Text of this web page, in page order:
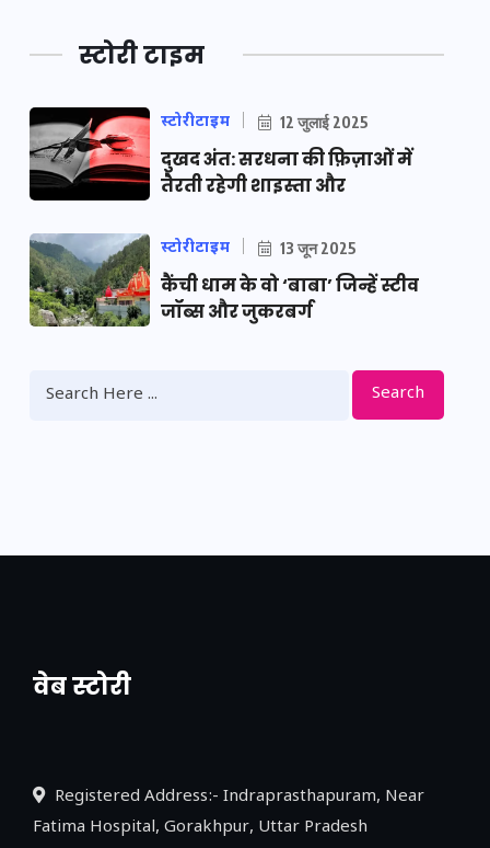
स्टोरी टाइम
स्टोरीटाइम 12 जुलाई 2025
दुखद अंत: सरधना की फ़िज़ाओं में
तैरती रहेगी शाइस्ता और
स्टोरीटाइम 13 जून 2025
कैंची धाम के वो ‘बाबा’ जिन्हें स्टीव
जॉब्स और जुकरबर्ग
Search
वेब स्टोरी
नया एक्सप्रेसवे: पूर्वांचल का लक, डेवलपमेंट का
Registered Address:- Indraprasthapuram, Near
Fatima Hospital, Gorakhpur, Uttar Pradesh